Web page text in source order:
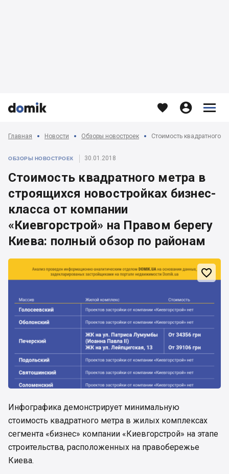


   


Главная Новости Обзоры новостроек
ОБЗОРЫ НОВОСТРОЕК 30.01.2018
Стоимость квадратного метра в
строящихся новостройках бизнес-
класса от компании
«Киевгорстрой» на Правом берегу
Киева: полный обзор по районам

Инфографика демонстрирует минимальную
стоимость квадратного метра в жилых комплексах
сегмента «бизнес» компании «Киевгорстрой» на этапе
строительства, расположенных на правобережье
Киева.